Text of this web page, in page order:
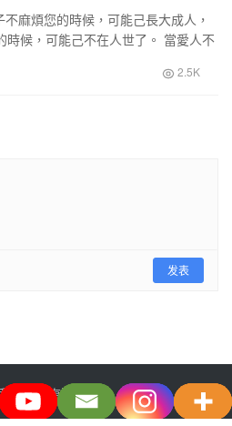
麻煩您的時候，可能己長大成人，
時候，可能己不在人世了。 當愛人不
2.5K
发表
美学股份有限公司